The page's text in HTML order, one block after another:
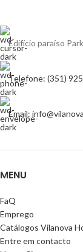
Edifício paraíso
Telefone: (351)
Email:
MENU
FaQ
Emprego
Catálogos Vilanova
Entre em contacto